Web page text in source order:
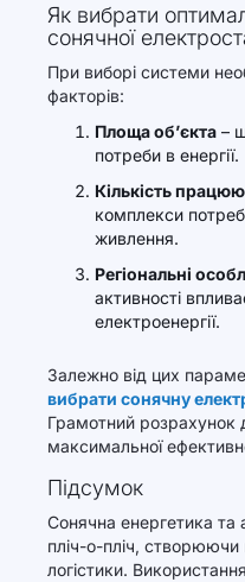
Як вибрати
сонячної
При виборі системи
факторів:
Площа об’єкта –
потреби в енергії.
Кількість
комплекси
живлення.
Регіональні
активності
електроенергії.
Залежно від цих
вибрати сонячну
Грамотний розрахунок
максимальної
Підсумок
Сонячна енергетика та
пліч-о-пліч, створюючи
логістики.